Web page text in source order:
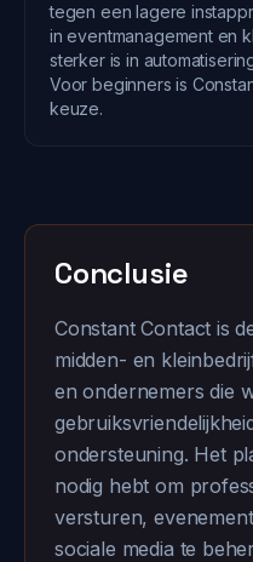
tegen een lagere
in eventmanagement en
sterker is in
Voor beginners is
keuze.
Conclusie
Constant Contact is
midden- en
en ondernemers die
ondersteuning. Het
nodig hebt om
versturen,
sociale media te